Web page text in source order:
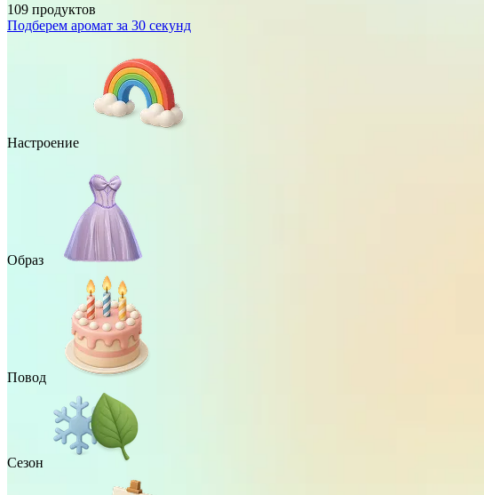
109 продуктов
Подберем аромат за 30 секунд
Настроение
Образ
Повод
Сезон